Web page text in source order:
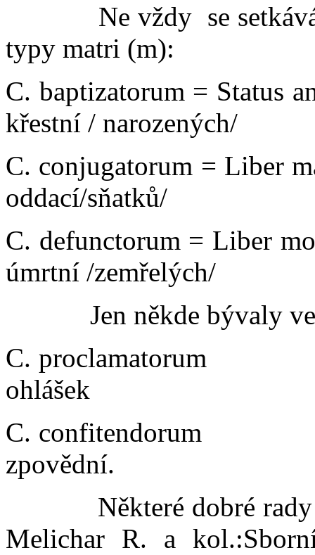
Ne vždy se setkáváte
typy matri (m):
C. baptizatorum =
křestní / narozených/
C. conjugatorum =
oddací/sňatků/
C. defunctorum =
úmrtní /zemřelých/
Jen někde bývaly
C.
ohlášek
C.
zpovědní.
Některé dobré rady o
Melichar R. a